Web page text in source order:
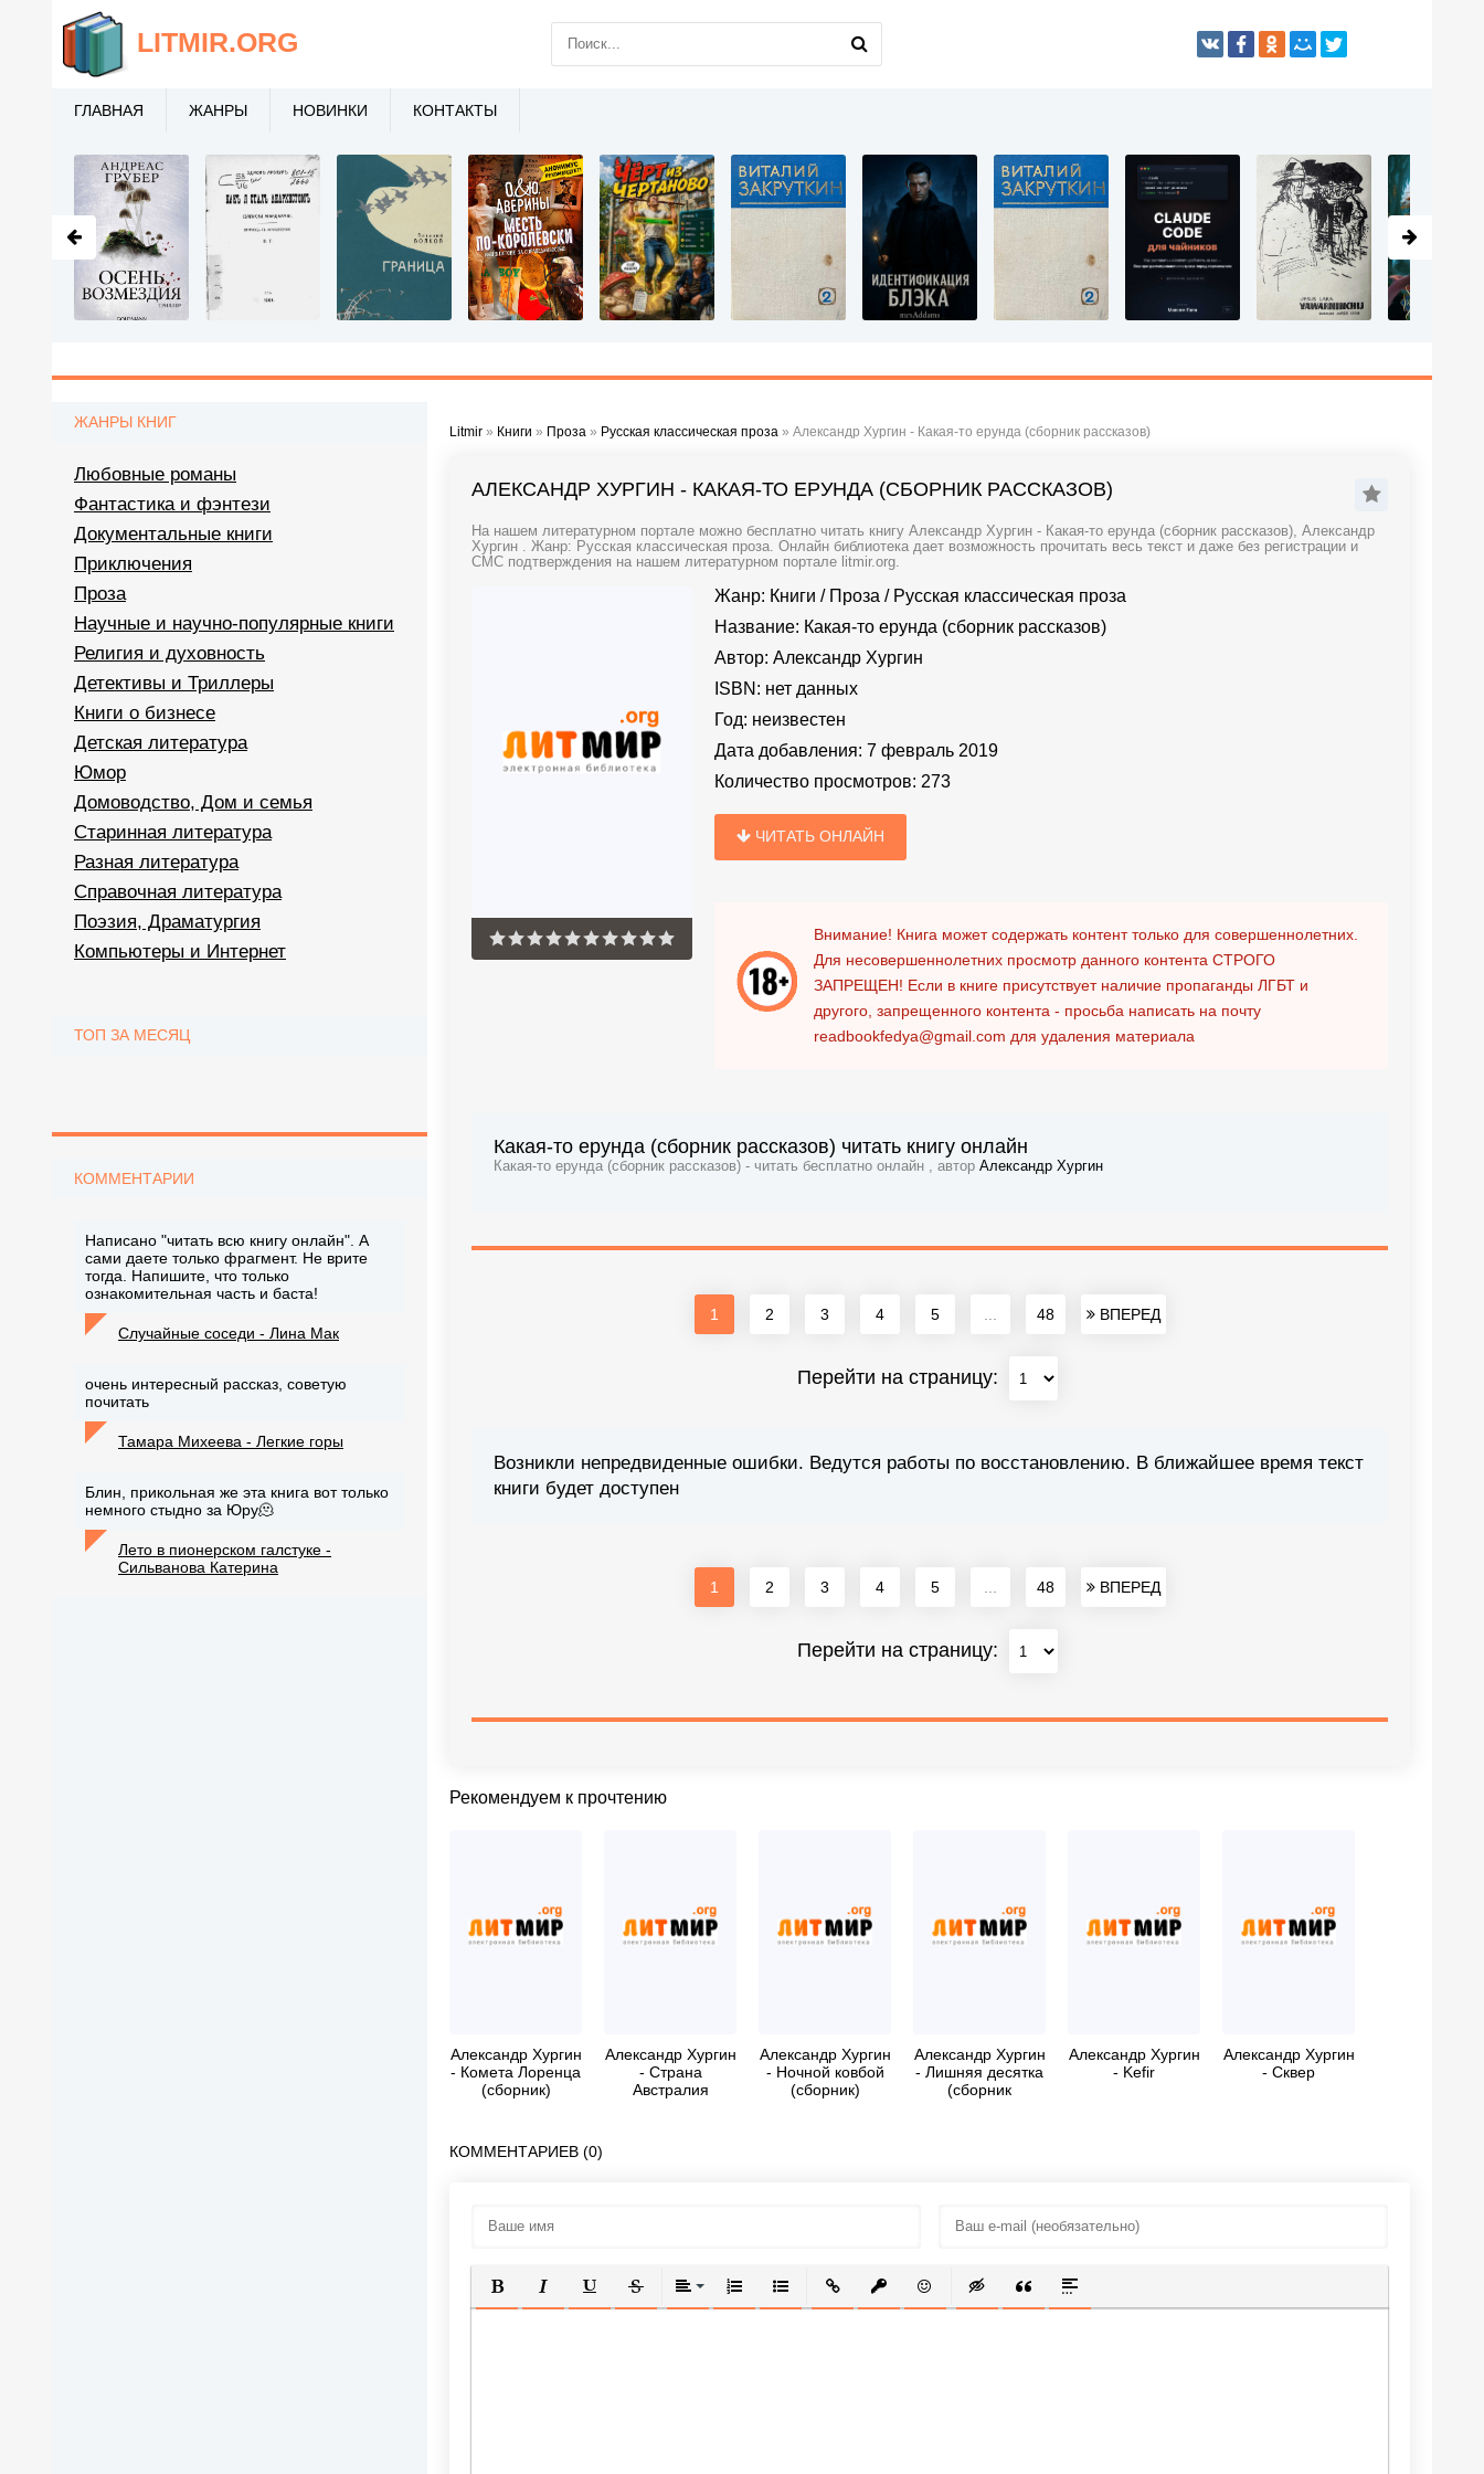
Litmir » Книги » Проза » Русская классическая проза » Александр Хургин - Какая-то ерунда (сборник рассказов)
АЛЕКСАНДР ХУРГИН - КАКАЯ-ТО ЕРУНДА (СБОРНИК РАССКАЗОВ)
На нашем литературном портале можно бесплатно читать книгу Александр Хургин - Какая-то ерунда (сборник рассказов), Александр
Хургин . Жанр: Русская классическая проза. Онлайн библиотека дает возможность прочитать весь текст и даже без регистрации и
СМС подтверждения на нашем литературном портале litmir.org.
Жанр: Книги / Проза / Русская классическая проза
Название: Какая-то ерунда (сборник рассказов)
Автор: Александр Хургин
ISBN: нет данных
Год: неизвестен
Дата добавления: 7 февраль 2019
Количество просмотров: 273
ЧИТАТЬ ОНЛАЙН
Внимание! Книга может содержать контент только для совершеннолетних.
Для несовершеннолетних просмотр данного контента СТРОГО
ЗАПРЕЩЕН! Если в книге присутствует наличие пропаганды ЛГБТ и
другого, запрещенного контента - просьба написать на почту
readbookfedya@gmail.com для удаления материала
Какая-то ерунда (сборник рассказов) читать книгу онлайн
Какая-то ерунда (сборник рассказов) - читать бесплатно онлайн , автор Александр Хургин
1 2 3 4 5 48 ВПЕРЕД
Перейти на страницу:
Возникли непредвиденные ошибки. Ведутся работы по восстановлению. В ближайшее время текст
книги будет доступен
1 2 3 4 5 48 ВПЕРЕД
Перейти на страницу:
Рекомендуем к прочтению
Александр Хургин
- Комета Лоренца
(сборник)
Александр Хургин
- Страна
Австралия
Александр Хургин
- Ночной ковбой
(сборник)
Александр Хургин
- Лишняя десятка
(сборник
Александр Хургин
- Kefir
Александр Хургин
- Сквер
КОММЕНТАРИЕВ (0)
ПОЛУЖИРНЫЙ
КУРСИВПОДЧЕРКНУТЫЙ
ЗАЧЕРКНУТЫЙВЫРАВНИВАНИЕ
НУМЕРОВАННЫЙ СПИСОК
МАРКИРОВАННЫЙ СПИСОК
ВСТАВИТЬ ССЫЛКУ
ВСТАВИТЬ ЗАЩИЩЕННУЮ ССЫЛКУ
ВСТАВИТЬ СМАЙЛИК
ВСТАВКА СКРЫТОГО ТЕКСТА
ВСТАВКА ЦИТАТЫ
ВСТАВКА СПОЙЛЕРА
ЖАНРЫ КНИГ
Любовные романы
Фантастика и фэнтези
Документальные книги
Приключения
Проза
Научные и научно-популярные книги
Религия и духовность
Детективы и Триллеры
Книги о бизнесе
Детская литература
Юмор
Домоводство, Дом и семья
Старинная литература
Разная литература
Справочная литература
Поэзия, Драматургия
Компьютеры и Интернет
ТОП ЗА МЕСЯЦ
КОММЕНТАРИИ
Написано "читать всю книгу онлайн". А
сами даете только фрагмент. Не врите
тогда. Напишите, что только
ознакомительная часть и баста!
Случайные соседи - Лина Мак
очень интересный рассказ, советую
почитать
Тамара Михеева - Легкие горы
Блин, прикольная же эта книга вот только
немного стыдно за Юру🫠
Лето в пионерском галстуке -
Сильванова Катерина
LITMIR.ORG
ГЛАВНАЯ ЖАНРЫ НОВИНКИ КОНТАКТЫ